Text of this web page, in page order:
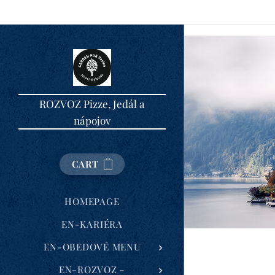
ROZVOZ Pizze, Jedál a
nápojov
CART
HOMEPAGE
EN-KARIÉRA
EN-OBEDOVÉ MENU
EN-ROZVOZ -